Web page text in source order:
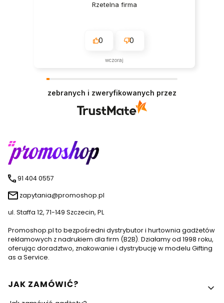
Rzetelna firma
0 0
wczoraj
zebranych i zweryfikowanych przez
91 404 0557
zapytania@promoshop.pl
ul. Staffa 12, 71-149 Szczecin, PL
Promoshop.pl to bezpośredni dystrybutor i hurtownia gadżetów
reklamowych z nadrukiem dla firm (B2B). Działamy od 1998 roku,
oferując doradztwo, znakowanie i dystrybucję w modelu Gifting
as a Service.
Linki w stopce
JAK ZAMÓWIĆ?